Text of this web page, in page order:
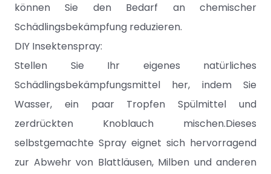
können Sie den Bedarf an chemischer
Schädlingsbekämpfung reduzieren.
DIY Insektenspray:
Stellen Sie Ihr eigenes natürliches
Schädlingsbekämpfungsmittel her, indem Sie
Wasser, ein paar Tropfen Spülmittel und
zerdrückten Knoblauch mischen.Dieses
selbstgemachte Spray eignet sich hervorragend
zur Abwehr von Blattläusen, Milben und anderen